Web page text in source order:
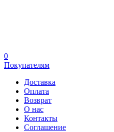
0
Покупателям
Доставка
Оплата
Возврат
О нас
Контакты
Соглашение